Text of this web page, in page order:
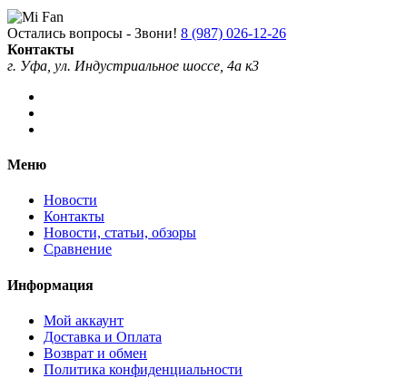
Остались вопросы - Звони! 8 (987) 026-12-26
Контакты
г. Уфа, ул. Индустриальное шоссе, 4а к3
Меню
Новости
Контакты
Новости, статьи, обзоры
Сравнение
Информация
Мой аккаунт
Доставка и Оплата
Возврат и обмен
Политика конфиденциальности